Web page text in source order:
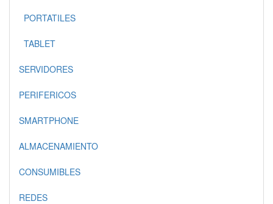
PORTATILES
TABLET
SERVIDORES
PERIFERICOS
SMARTPHONE
ALMACENAMIENTO
CONSUMIBLES
REDES